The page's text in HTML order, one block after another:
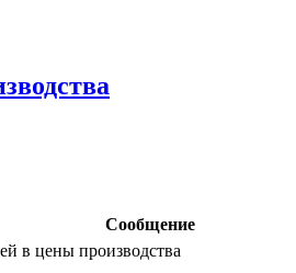
Сообщение
в цены производства